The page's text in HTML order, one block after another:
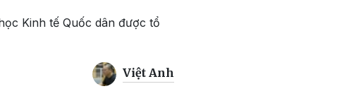
Kinh tế Quốc dân được tổ
Việt Anh